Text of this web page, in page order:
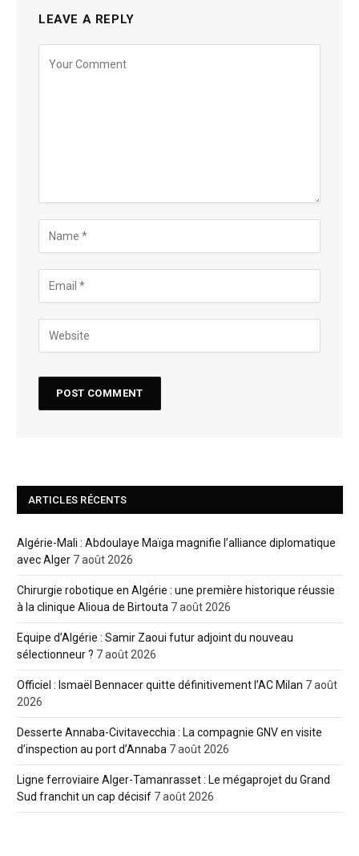
LEAVE A REPLY
ARTICLES RÉCENTS
Algérie-Mali : Abdoulaye Maïga magnifie l’alliance diplomatique
avec Alger 7 août 2026
Chirurgie robotique en Algérie : une première historique réussie
à la clinique Alioua de Birtouta 7 août 2026
Equipe d’Algérie : Samir Zaoui futur adjoint du nouveau
sélectionneur ? 7 août 2026
Officiel : Ismaël Bennacer quitte définitivement l’AC Milan 7 août
2026
Desserte Annaba-Civitavecchia : La compagnie GNV en visite
d’inspection au port d’Annaba 7 août 2026
Ligne ferroviaire Alger-Tamanrasset : Le mégaprojet du Grand
Sud franchit un cap décisif 7 août 2026